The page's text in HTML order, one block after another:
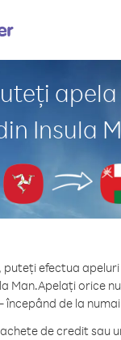
Insula
puteți efectua
Man.Apelați orice
începând de la numai
de credit sau